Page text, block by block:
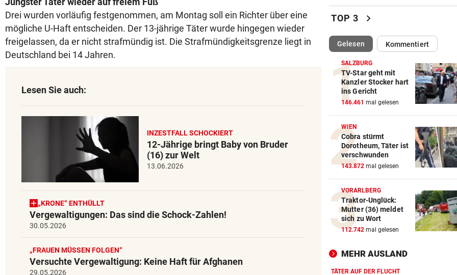
Drei wurden vorläufig festgenommen, am Montag soll ein Richter über eine
mögliche U-Haft entscheiden. Der 13-jährige Täter wurde hingegen wieder
freigelassen, da er nicht strafmündig ist. Die Strafmündigkeitsgrenze liegt in
Deutschland bei 14 Jahren.
Lesen Sie auch:
INZESTFALL SCHOCKIERT
12-Jährige bringt Baby von Bruder
(16) zur Welt
13.06.2026
„KRONE“ ENTHÜLLT
Vergewaltigungen: Das sind die Schock-Zahlen!
30.05.2026
„FRAUEN MÜSSEN FOLGEN“
Versuchte Vergewaltigung: Keine Haft für Afghanen
29.05.2026
Unsere neue
Philipp bewegen!
ANZEICHEN ERNST NEHMEN
Multiple Sklerose bei
Jugendlichen
SEINE ARME SIND IHRE vor
Das ist Matt Damons Stunt-
Double in „Die Odyssee“
WIE EINST DER VATER vor
Top-Talent klopft in
Bundesliga an
CRASH AUF B70
Zwei Verletzte nach Biker-
bei Edelschrott
SCHLUSSTAG WARTET vor
stark verbessert
TOP 3 chevron_right
Gelesen(ausgewählt)Kommentiert
SALZBURG
TV-Star geht mit
Kanzler Stocker hart
ins Gericht
146.461 mal gelesen
WIEN
Cobra stürmt
Dorotheum, Täter ist
verschwunden
143.872 mal gelesen
VORARLBERG
Traktor-Unglück:
Mutter (36) meldet
sich zu Wort
112.742 mal gelesen
MEHR AUSLAND
TÄTER AUF DER FLUCHT